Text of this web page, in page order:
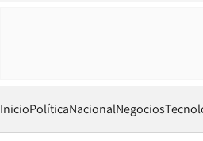
InicioPolíticaNacionalNegocios